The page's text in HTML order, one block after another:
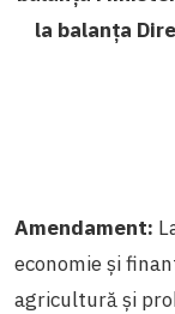
la balanța
Amendament:
economie și
agricultură și